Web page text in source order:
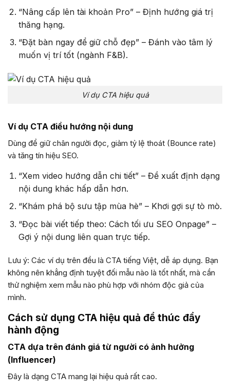
“Nâng cấp lên tài khoản Pro” – Định hướng giá trị
thăng hạng.
“Đặt bàn ngay để giữ chỗ đẹp” – Đánh vào tâm lý
muốn vị trí tốt (ngành F&B).
Ví dụ CTA hiệu quả
Ví dụ CTA điều hướng nội dung
Dùng để giữ chân người đọc, giảm tỷ lệ thoát (Bounce rate)
và tăng tín hiệu SEO.
“Xem video hướng dẫn chi tiết” – Đề xuất định dạng
nội dung khác hấp dẫn hơn.
“Khám phá bộ sưu tập mùa hè” – Khơi gợi sự tò mò.
“Đọc bài viết tiếp theo: Cách tối ưu SEO Onpage” –
Gợi ý nội dung liên quan trực tiếp.
Lưu ý: Các ví dụ trên đều là CTA tiếng Việt, dễ áp dụng. Bạn
không nên khẳng định tuyệt đối mẫu nào là tốt nhất, mà cần
thử nghiệm xem mẫu nào phù hợp với nhóm độc giả của
mình.
Cách sử dụng CTA hiệu quả để thúc đẩy
hành động
CTA dựa trên đánh giá từ người có ảnh hưởng
(Influencer)
Đây là dạng CTA mang lại hiệu quả rất cao.